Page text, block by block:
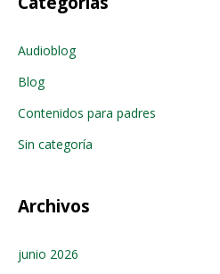
Audioblog
Blog
Contenidos para padres
Sin categoría
Archivos
junio 2026